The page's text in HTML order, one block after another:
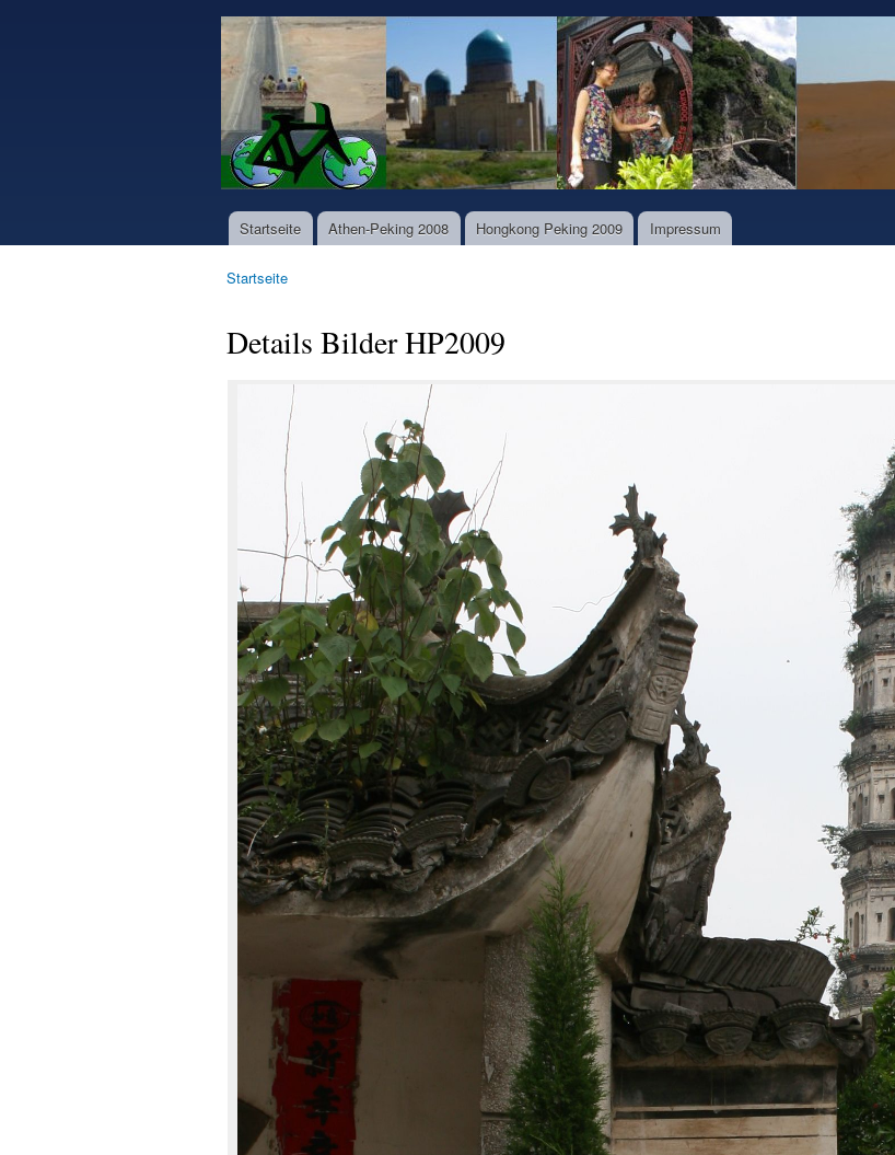
Direkt
zum
Inhalt
www.world-
bike-
tours.com
Hauptmenü
Startseite Athen-Peking 2008 Hongkong Peking 2009 Impressum
Startseite
Details Bilder HP2009